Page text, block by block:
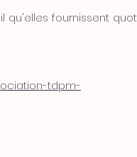
qu'elles fournissent
tdpm-